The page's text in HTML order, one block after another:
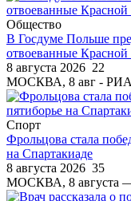
Общество
В Госдуме Польше
отвоеванные Красной
8 августа 2026 22
МОСКВА, 8 авг - РИА
Спорт
Фрольцова стала
на Спартакиаде
8 августа 2026 35
МОСКВА, 8 августа